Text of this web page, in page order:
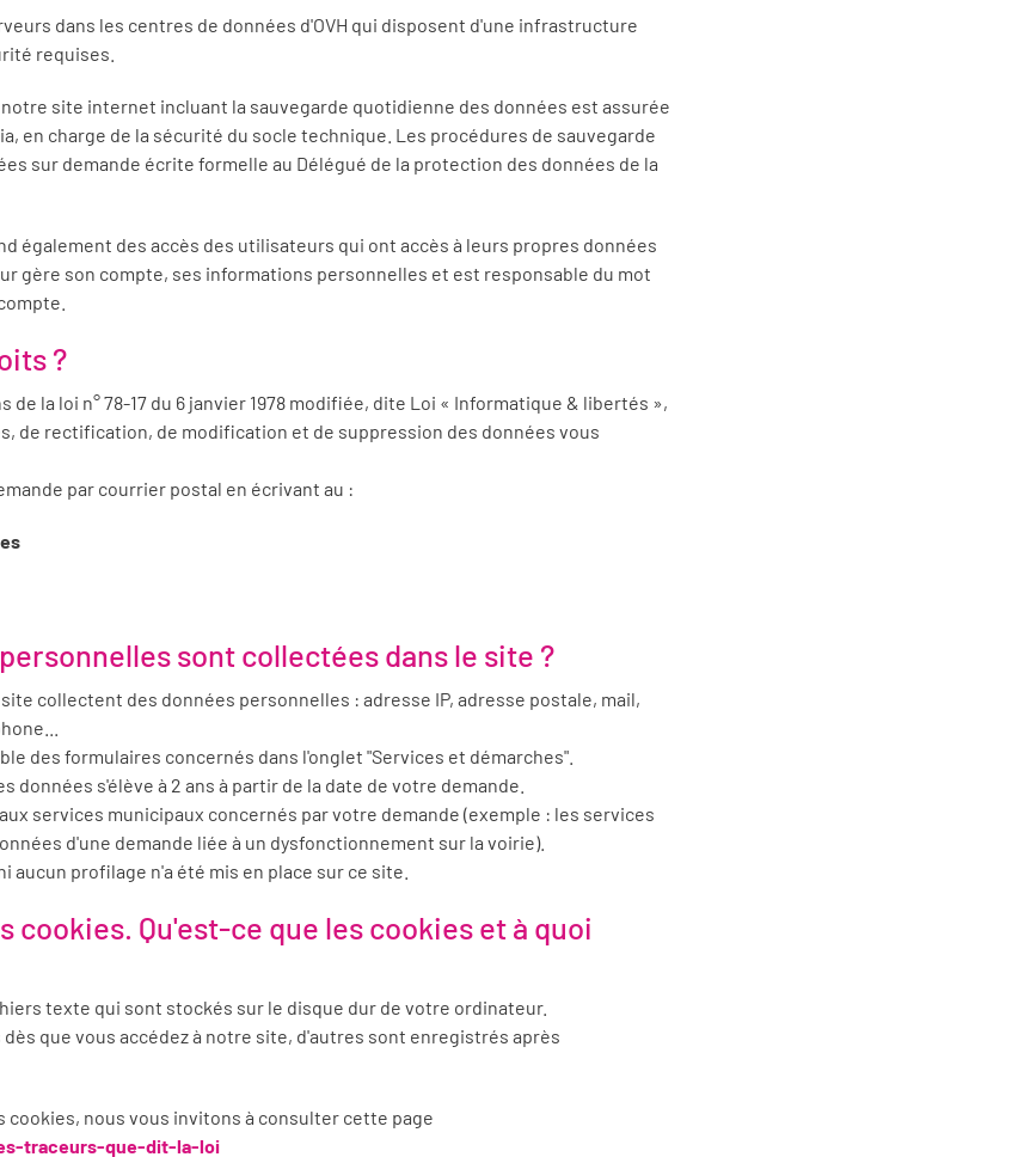
dans les centres de données d'OVH qui disposent d'une infrastructure
requises.
site internet incluant la sauvegarde quotidienne des données est assurée
en charge de la sécurité du socle technique. Les procédures de sauvegarde
sur demande écrite formelle au Délégué de la protection des données de la
également des accès des utilisateurs qui ont accès à leurs propres données
gère son compte, ses informations personnelles et est responsable du mot
?
la loi n° 78-17 du 6 janvier 1978 modifiée, dite Loi « Informatique & libertés »,
de rectification, de modification et de suppression des données vous
par courrier postal en écrivant au :
sont collectées dans le site ?
collectent des données personnelles : adresse IP, adresse postale, mail,
des formulaires concernés dans l'onglet "Services et démarches".
données s'élève à 2 ans à partir de la date de votre demande.
services municipaux concernés par votre demande (exemple : les services
d'une demande liée à un dysfonctionnement sur la voirie).
aucun profilage n'a été mis en place sur ce site.
cookies. Qu'est-ce que les cookies et à quoi
texte qui sont stockés sur le disque dur de votre ordinateur.
que vous accédez à notre site, d'autres sont enregistrés après
cookies, nous vous invitons à consulter cette page
traceurs-que-dit-la-loi